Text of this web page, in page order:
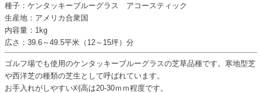
種子：ケンタッキーブルーグラス アコースティック
生産地：アメリカ合衆国
内容量：1kg
広さ：39.6～49.5平米（12～15坪）分
ゴルフ場でも使用のケンタッキーブルーグラスの芝草品種です。寒地型芝
や西洋芝の種類の芝生として呼ばれています。
お手入れがしやすい刈高は20-30ｍｍ程度です。